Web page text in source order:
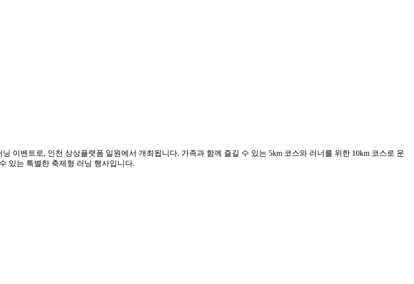
이벤트로, 인천 상상플랫폼 일원에서 개최됩니다. 가족과 함께 즐길 수 있는 5km 코스와 러너를 위한 10km 코스로 운
있는 특별한 축제형 러닝 행사입니다.